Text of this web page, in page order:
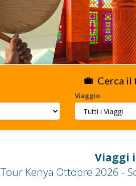
Cerca il
Viaggio
Viaggi
Tour Kenya Ottobre 2026 -